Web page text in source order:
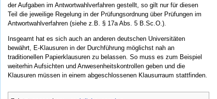
der Aufgaben im Antwortwahlverfahren gestellt, so gilt nur für diesen
Teil die jeweilige Regelung in der Prüfungsordnung über Prüfungen im
Antwortwahlverfahren (siehe z.B. § 17a Abs. 5 B.Sc.O.).
Insgeamt hat es sich auch an anderen deutschen Universitäten
bewährt, E-Klausuren in der Durchführung möglichst nah an
traditionellen Papierklausuren zu belassen. So muss es zum Beispiel
weiterhin Aufsichten und Anwesenheitskontrollen geben und die
Klausuren müssen in einem abgeschlossenen Klausurraum stattfinden.